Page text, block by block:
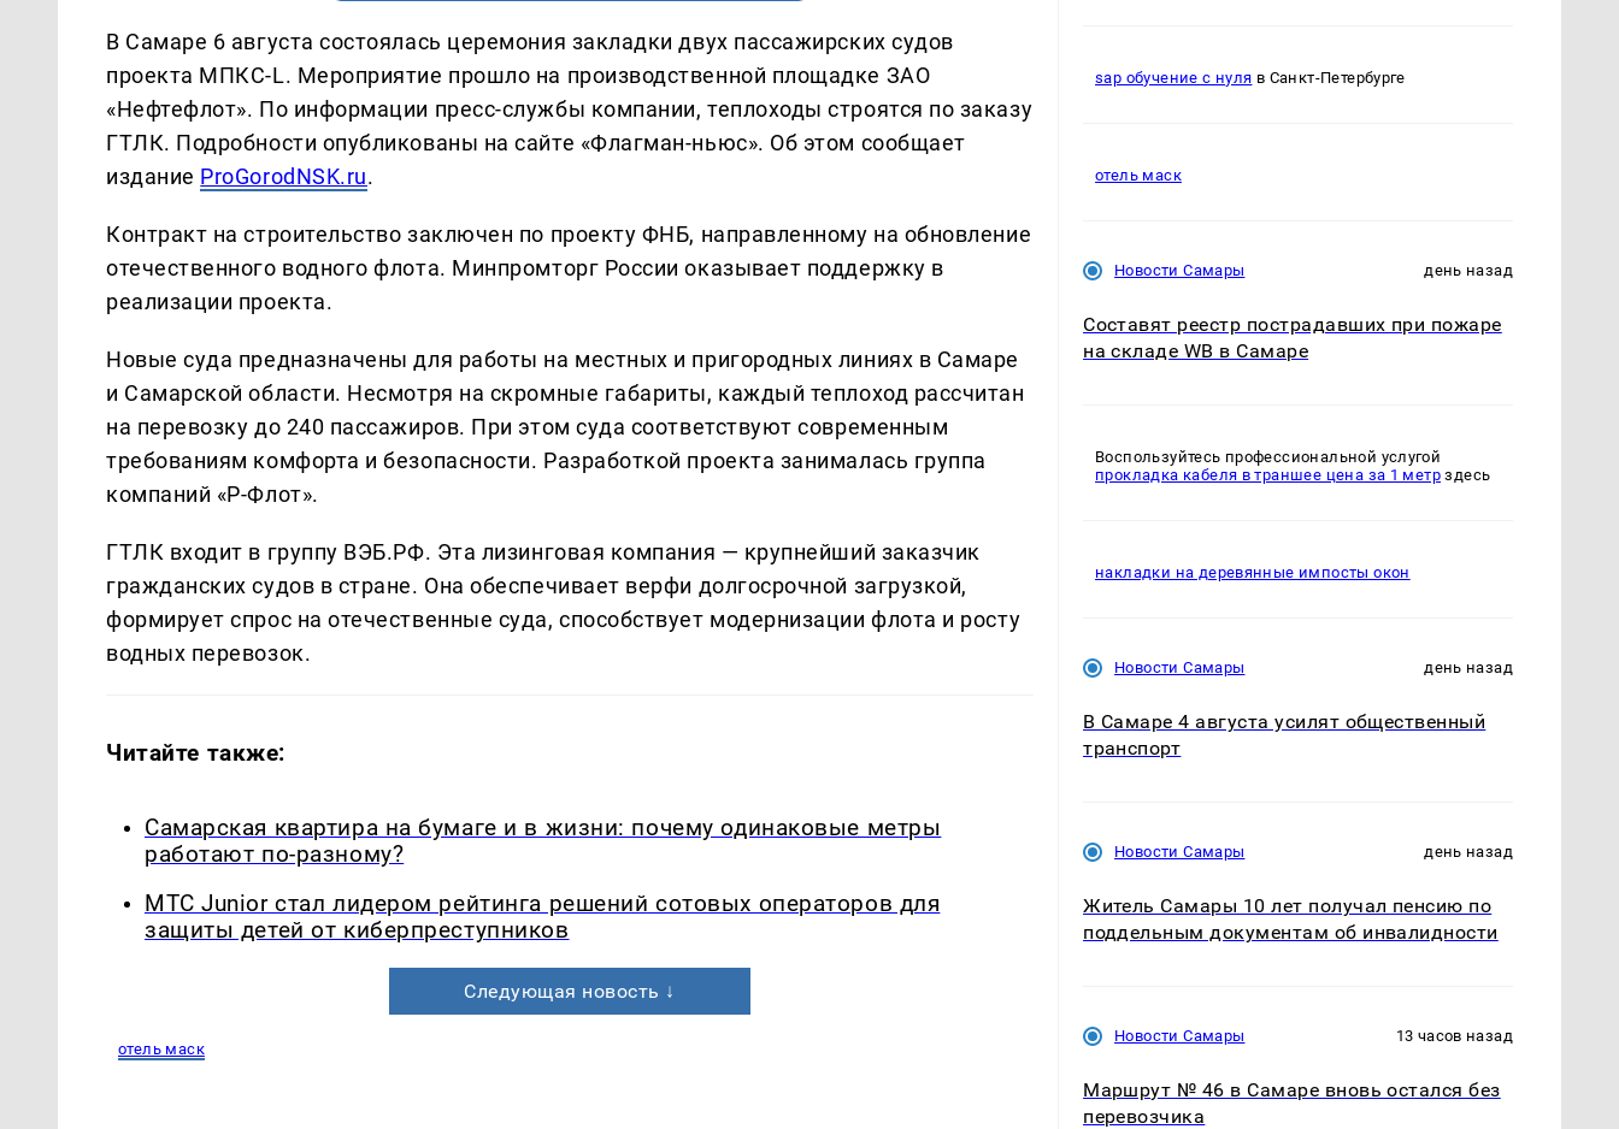
В Самаре 6 августа состоялась церемония закладки двух пассажирских судов
проекта МПКС-L. Мероприятие прошло на производственной площадке ЗАО
«Нефтефлот». По информации пресс-службы компании, теплоходы строятся по заказу
ГТЛК. Подробности опубликованы на сайте «Флагман-ньюс». Об этом сообщает
издание ProGorodNSK.ru.
Контракт на строительство заключен по проекту ФНБ, направленному на обновление
отечественного водного флота. Минпромторг России оказывает поддержку в
реализации проекта.
Новые суда предназначены для работы на местных и пригородных линиях в Самаре
и Самарской области. Несмотря на скромные габариты, каждый теплоход рассчитан
на перевозку до 240 пассажиров. При этом суда соответствуют современным
требованиям комфорта и безопасности. Разработкой проекта занималась группа
компаний «Р-Флот».
ГТЛК входит в группу ВЭБ.РФ. Эта лизинговая компания — крупнейший заказчик
гражданских судов в стране. Она обеспечивает верфи долгосрочной загрузкой,
формирует спрос на отечественные суда, способствует модернизации флота и росту
водных перевозок.
Читайте также:
Самарская квартира на бумаге и в жизни: почему одинаковые метры
работают по-разному?
МТС Junior стал лидером рейтинга решений сотовых операторов для
защиты детей от киберпреступников
Следующая новость ↓
отель маск
sap обучение с нуля в Санкт-Петербурге
отель маск
Новости Самары день назад
Составят реестр пострадавших при пожаре
на складе WB в Самаре
Воспользуйтесь профессиональной услугой
прокладка кабеля в траншее цена за 1 метр здесь
накладки на деревянные импосты окон
Новости Самары день назад
В Самаре 4 августа усилят общественный
транспорт
Новости Самары день назад
Житель Самары 10 лет получал пенсию по
поддельным документам об инвалидности
Новости Самары 13 часов назад
Маршрут № 46 в Самаре вновь остался без
перевозчика